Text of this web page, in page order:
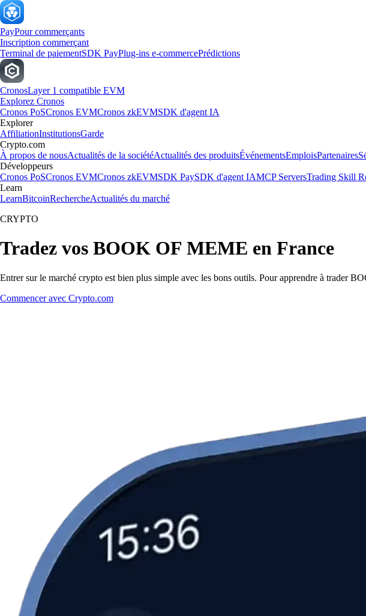
PayPour commerçants
Inscription commerçant
Terminal de paiementSDK PayPlug-ins e-commercePrédictions
CronosLayer 1 compatible EVM
Explorez Cronos
Cronos PoSCronos EVMCronos zkEVMSDK d'agent IA
Explorer
AffiliationInstitutionsGarde
Crypto.com
À propos de nousActualités de la sociétéActualités des produitsÉvénementsEmploisPartenaires
Développeurs
Cronos PoSCronos EVMCronos zkEVMSDK PaySDK d'agent IAMCP ServersTrading Skill
Learn
LearnBitcoinRechercheActualités du marché
CRYPTO
Tradez vos BOOK OF MEME en France
Entrer sur le marché crypto est bien plus simple avec les bons outils. Pour apprendre à trader
Commencer avec Crypto.com